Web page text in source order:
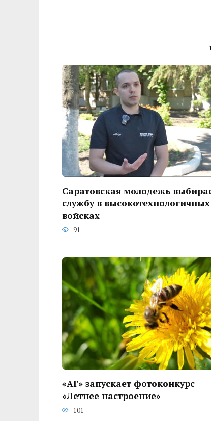
Саратовская молодежь
службу в высокотехнологичных
войсках
91
«АГ» запускает фотоконкурс
«Летнее настроение»
101